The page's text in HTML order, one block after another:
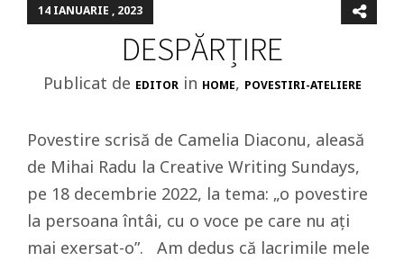
14 IANUARIE , 2023
DESPĂRȚIRE
Publicat de EDITOR in HOME, POVESTIRI-ATELIERE
Povestire scrisă de Camelia Diaconu, aleasă
de Mihai Radu la Creative Writing Sundays,
pe 18 decembrie 2022, la tema: „o povestire
la persoana întâi, cu o voce pe care nu ați
mai exersat-o”. Am dedus că lacrimile mele